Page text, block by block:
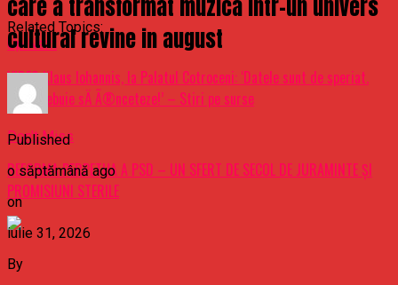
Related Topics:
Up Next
VIDEO Klaus Iohannis, la Palatul Cotroceni: ‘Datele sunt de speriat.
Asta trebuie sÄ Ã®nceteze!’ – Stiri pe surse
Don't Miss
REFORMA PERPETUA A PSD – UN SFERT DE SECOL DE JURAMINTE ȘI
PROMISIUNI STERILE
care a transformat muzica intr-un univers
cultural revine in august
Published
o săptămână ago
on
iulie 31, 2026
By